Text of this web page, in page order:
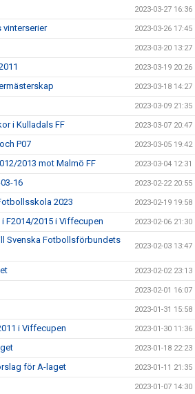
2023-03-27 16:36
vinterserier 2023-03-26 17:45
2023-03-20 13:27
2023-03-19 20:26
2023-03-18 14:27
2023-03-09 21:35
i Kulladals FF 2023-03-07 20:47
P07 2023-03-05 19:42
2013 mot Malmö FF 2023-03-04 12:31
16 2023-02-22 20:55
2023 2023-02-19 19:58
F2014/2015 i Viffecupen 2023-02-06 21:30
Svenska Fotbollsförbundets
2023-02-03 13:47
2023-02-02 23:13
2023-02-01 16:07
2023-01-31 15:58
i Viffecupen 2023-01-30 11:36
2023-01-18 22:23
för A-laget 2023-01-11 21:35
2023-01-07 14:30